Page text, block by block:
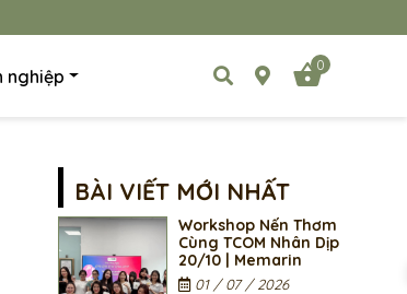
nghiệp
0
BÀI VIẾT MỚI NHẤT
Workshop Nến Thơm
Cùng TCOM Nhân Dịp
20/10 | Memarin
01 / 07 / 2026